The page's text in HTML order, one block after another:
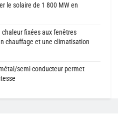
le solaire de 1 800 MW en
chaleur fixées aux fenêtres
chauffage et une climatisation
semi-conducteur permet